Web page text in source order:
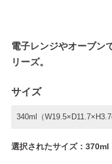
電子レンジやオーブン
リーズ。
サイズ
340ml（
選択されたサイズ：